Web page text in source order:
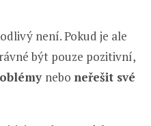
není. Pokud je ale
být pouze pozitivní,
nebo neřešit své